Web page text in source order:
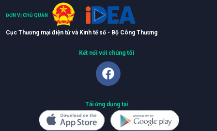
ĐƠN VỊ CHỦ QUẢN
Cục Thương mại điện tử và Kinh tế số - Bộ Công Thương
Kết nối với chúng tôi
Tải ứng dụng tại